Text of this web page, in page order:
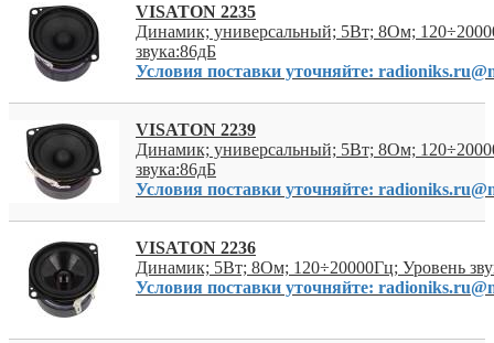
VISATON 2235
Динамик; универсальный; 5Вт; 8Ом;
звука:86дБ
Условия поставки уточняйте:
VISATON 2239
Динамик; универсальный; 5Вт; 8Ом;
звука:86дБ
Условия поставки уточняйте:
VISATON 2236
Динамик; 5Вт; 8Ом; 120÷20000Гц; Уровень
Условия поставки уточняйте: